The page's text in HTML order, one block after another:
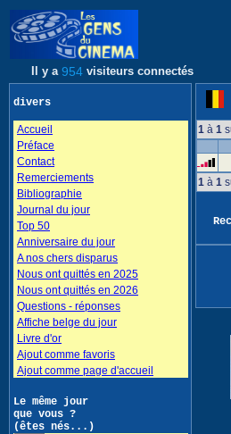
Il y a 954 visiteurs connectés
divers
Accueil
Préface
Contact
Remerciements
Bibliographie
Journal du jour
Top 50
Anniversaire du jour
A nos chers disparus
Nous ont quittés en 2025
Nous ont quittés en 2026
Questions - réponses
Affiche belge du jour
Livre d'or
Ajout comme favoris
Ajout comme page d'accueil
Le même jour
que vous ?
(êtes nés...)
1 à 1
1 à 1